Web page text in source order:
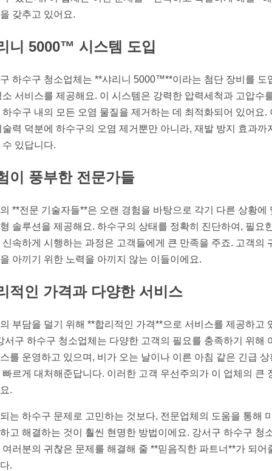
갖추고 있어요.
니 5000™ 시스템 도입
하수구 청소업체는 **샤리니 5000™**이라는 첨단 장비를 도
소 서비스를 제공해요. 이 시스템은 강력한 압력세척과 고압수
하수구 내의 모든 오염 물질을 제거하는 데 최적화되어 있어요.
술력 덕분에 하수구의 오염 제거뿐만 아니라, 재발 방지 효과까
수 있답니다.
이 풍부한 전문가들
**전문 기술자들**은 오랜 경험을 바탕으로 각기 다른 상황에
솔루션을 제공해요. 하수구의 상태를 정확히 진단하여, 필요
신속하게 시행하는 과정은 고객들에게 큰 만족을 주죠. 고객의
아끼기 위한 노력을 아끼지 않는 이들이에요.
적인 가격과 다양한 서비스
부담을 덜기 위해 **합리적인 가격**으로 서비스를 제공하고
서구 하수구 청소업체는 다양한 고객의 필요를 충족하기 위해
를 운영하고 있으며, 비가 오는 날이나 이른 아침 같은 긴급 상
빠르게 대처해준답니다. 이러한 고객 우선주의가 이 업체의 큰
.
는 하수구 문제로 고민하는 것보다, 전문업체의 도움을 통해
고 해결하는 것이 훨씬 현명한 방법이에요. 강서구 하수구 청
여러분의 귀찮은 문제를 해결해 줄 **믿음직한 파트너**가 되어
.